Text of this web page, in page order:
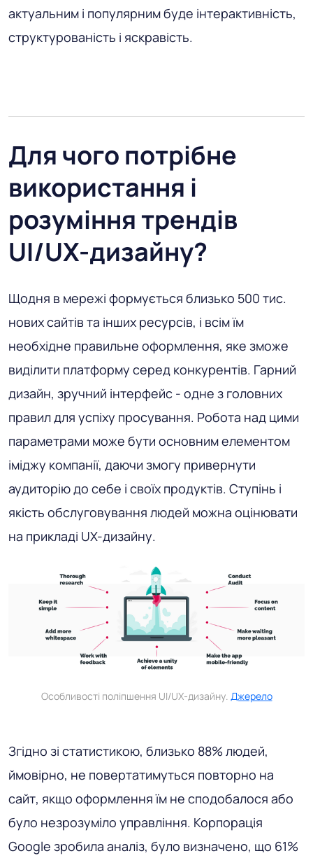
актуальним і популярним буде інтерактивність,
структурованість і яскравість.
Для чого потрібне
використання і
розуміння трендів
UI/UX-дизайну?
Щодня в мережі формується близько 500 тис.
нових сайтів та інших ресурсів, і всім їм
необхідне правильне оформлення, яке зможе
виділити платформу серед конкурентів. Гарний
дизайн, зручний інтерфейс - одне з головних
правил для успіху просування. Робота над цими
параметрами може бути основним елементом
іміджу компанії, даючи змогу привернути
аудиторію до себе і своїх продуктів. Ступінь і
якість обслуговування людей можна оцінювати
на прикладі UX-дизайну.
Особливості поліпшення UI/UX-дизайну. Джерело
Згідно зі статистикою, близько 88% людей,
ймовірно, не повертатимуться повторно на
сайт, якщо оформлення їм не сподобалося або
було незрозуміло управління. Корпорація
Google зробила аналіз, було визначено, що 61%